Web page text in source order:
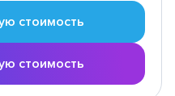
стоимость
стоимость